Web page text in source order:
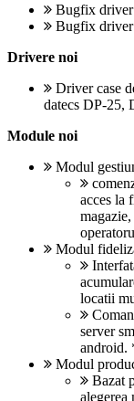
Bugfix driver
Bugfix driver
Drivere noi
Driver case
datecs DP-25,
Module noi
Modul
acces la
Modul
locatii
server
android.
Modul
Bazat
alegerea